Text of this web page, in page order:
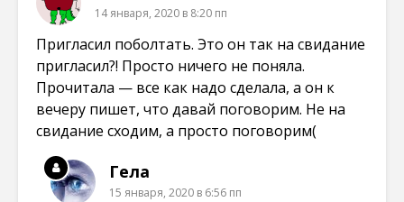
14 января, 2020 в 8:20 пп
Пригласил поболтать. Это он так на свидание
пригласил?! Просто ничего не поняла.
Прочитала — все как надо сделала, а он к
вечеру пишет, что давай поговорим. Не на
свидание сходим, а просто поговорим(
Гела
15 января, 2020 в 6:56 пп